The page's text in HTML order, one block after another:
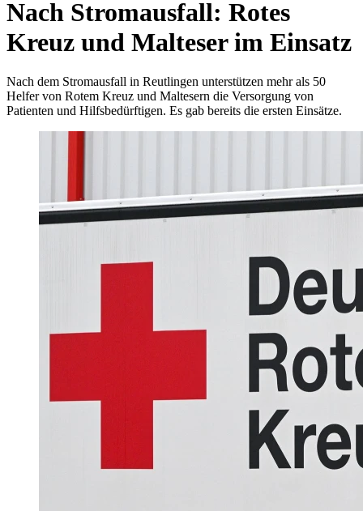
Nach Stromausfall: Rotes
Kreuz und Malteser im Einsatz
Nach dem Stromausfall in Reutlingen unterstützen mehr als 50
Helfer von Rotem Kreuz und Maltesern die Versorgung von
Patienten und Hilfsbedürftigen. Es gab bereits die ersten Einsätze.